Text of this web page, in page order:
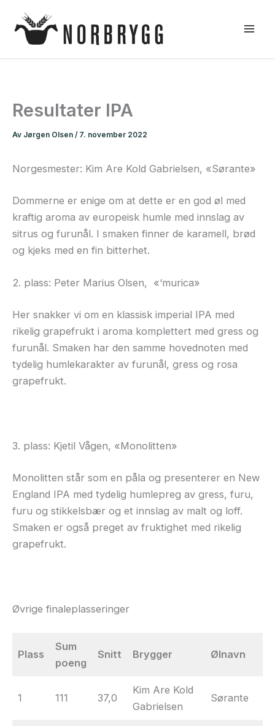
rett
Resultater IPA
Av Jørgen Olsen / 7. november 2022
Norgesmester: Kim Are Kold Gabrielsen, «Sørante»
Dommerne er enige om at dette er en god øl med
kraftig aroma av europeisk humle med innslag av
sitrus og furunål. I smaken finner de karamell, brød
og kjeks med en fin bitterhet.
2. plass: Peter Marius Olsen, «‘murica»
Her snakker vi om en klassisk imperial IPA med
rikelig grapefrukt i aroma komplettert med gress og
furunål. Smaken har den samme hovednoten med
tydelig humlekarakter av furunål, gress og rosa
grapefrukt.
3. plass: Kjetil Vågen, «Monolitten»
Monolitten står som en påla og presenterer en New
England IPA med tydelig humlepreg av gress, furu,
furu og stikkelsbær og et innslag av malt og loff.
Smaken er også preget av fruktighet med rikelig
grapefrukt.
Øvrige finaleplasseringer
Plass
Sum
poeng
Snitt Brygger Ølnavn
1 111 37,0
Kim Are Kold
Gabrielsen
Sørante